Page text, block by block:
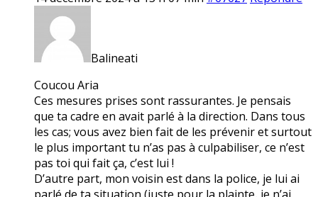
Balineati
Coucou Aria
Ces mesures prises sont rassurantes. Je pensais
que ta cadre en avait parlé à la direction. Dans tous
les cas; vous avez bien fait de les prévenir et surtout
le plus important tu n’as pas à culpabiliser, ce n’est
pas toi qui fait ça, c’est lui !
D’autre part, mon voisin est dans la police, je lui ai